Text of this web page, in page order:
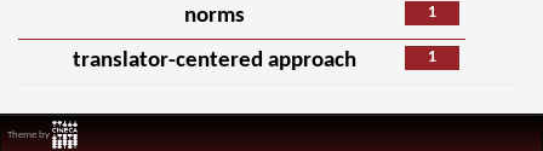
1
norms
1
translator-centered approach
Theme by